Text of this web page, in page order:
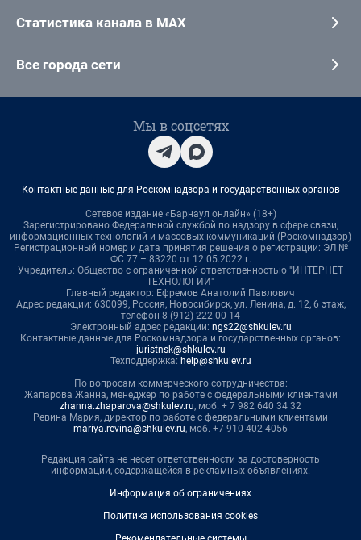
Статистика канала в MAX
Все города сети
Мы в соцсетях
Контактные данные для Роскомнадзора и государственных органов
Сетевое издание «Барнаул онлайн» (18+)
Зарегистрировано Федеральной службой по надзору в сфере связи,
информационных технологий и массовых коммуникаций (Роскомнадзор)
Регистрационный номер и дата принятия решения о регистрации: ЭЛ №
ФС 77 – 83220 от 12.05.2022 г.
Учредитель: Общество с ограниченной ответственностью "ИНТЕРНЕТ
ТЕХНОЛОГИИ"
Главный редактор: Ефремов Анатолий Павлович
Адрес редакции: 630099, Россия, Новосибирск, ул. Ленина, д. 12, 6 этаж,
телефон 8 (912) 222-00-14
Электронный адрес редакции: ngs22@shkulev.ru
Контактные данные для Роскомнадзора и государственных органов:
juristnsk@shkulev.ru
Техподдержка: help@shkulev.ru
По вопросам коммерческого сотрудничества:
Жапарова Жанна, менеджер по работе с федеральными клиентами
zhanna.zhaparova@shkulev.ru, моб. + 7 982 640 34 32
Ревина Мария, директор по работе с федеральными клиентами
mariya.revina@shkulev.ru, моб. +7 910 402 4056
Редакция сайта не несет ответственности за достоверность
информации, содержащейся в рекламных объявлениях.
Информация об ограничениях
Политика использования cookies